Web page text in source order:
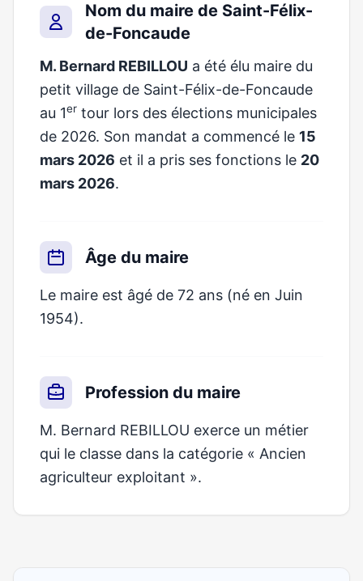
Nom du maire de Saint-Félix-
de-Foncaude
M. Bernard REBILLOU a été élu maire du
petit village de Saint-Félix-de-Foncaude
au 1er tour lors des élections municipales
de 2026. Son mandat a commencé le 15
mars 2026 et il a pris ses fonctions le 20
mars 2026.
Âge du maire
Le maire est âgé de 72 ans (né en Juin
1954).
Profession du maire
M. Bernard REBILLOU exerce un métier
qui le classe dans la catégorie « Ancien
agriculteur exploitant ».